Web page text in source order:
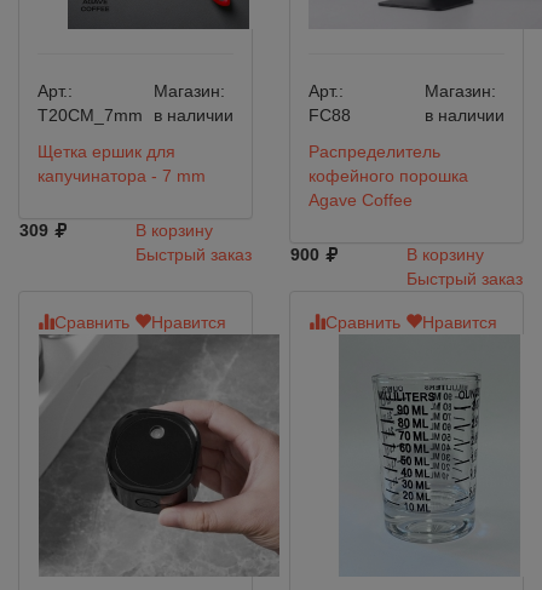
Арт.:
T20CM_7mm
Магазин:
в наличии
Щетка ершик для
капучинатора - 7 mm
309
В корзину
Быстрый заказ
Арт.:
FC88
Магазин:
в наличии
Распределитель
кофейного порошка
Agave Coffee
900
В корзину
Быстрый заказ
Сравнить Нравится Сравнить Нравится